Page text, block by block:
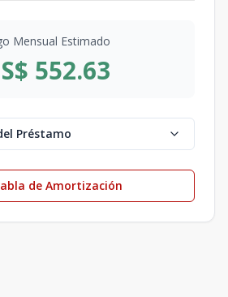
Mensual Estimado
552.63
Préstamo
de Amortización